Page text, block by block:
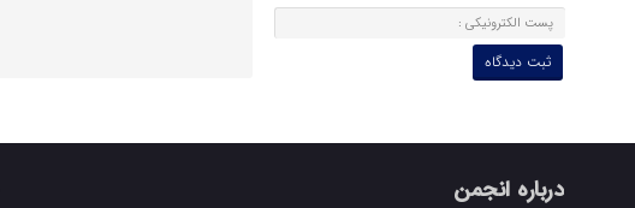
درباره انجمن